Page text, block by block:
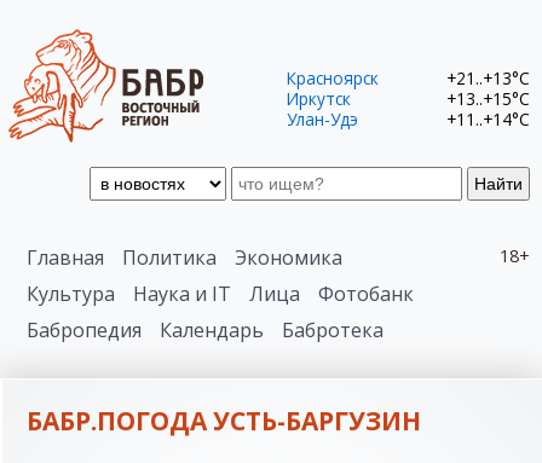
Найти
Красноярск
+21..+13°C
Иркутск
+13..+15°C
Улан-Удэ
+11..+14°C
18+
Главная Политика
Экономика
Культура
Наука и IT Лица
Фотобанк
Бабропедия
Календарь Бабротека
БАБР.ПОГОДА УСТЬ-БАРГУЗИН